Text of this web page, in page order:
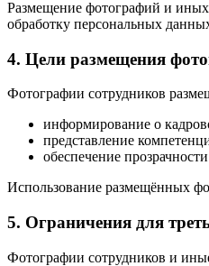
Размещение фотографий и иных
обработку персональных
4. Цели размещения
Фотографии сотрудников
информирование о
представление
обеспечение
Использование размещённых
5. Ограничения для
Фотографии сотрудников и